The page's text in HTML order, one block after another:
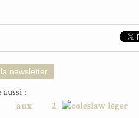
newsletter
aussi :